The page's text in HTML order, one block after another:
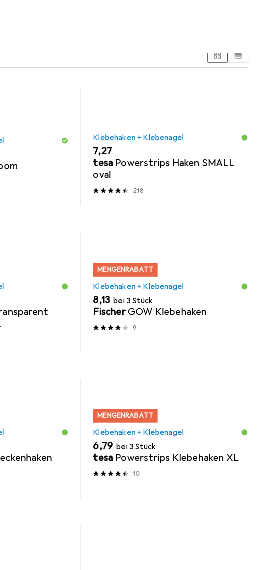
Klebehaken + Klebenagel
EUR
7,27
tesa Powerstrips Haken SMALL
oval
218
MENGENRABATT
Klebehaken + Klebenagel
EUR
8,13 bei 3 Stück
Fischer GOW Klebehaken
9
MENGENRABATT
Klebehaken + Klebenagel
EUR
6,79 bei 3 Stück
tesa Powerstrips Klebehaken XL
10